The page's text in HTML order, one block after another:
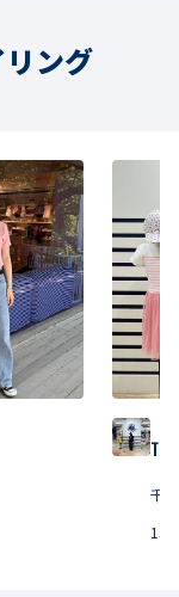
ング
千
150